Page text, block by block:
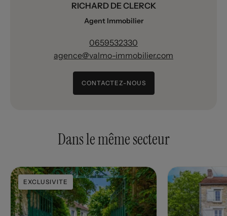
RICHARD DE CLERCK
Agent Immobilier
0659532330
agence@valmo-immobilier.com
CONTACTEZ-NOUS
Dans le même secteur
EXCLUSIVITE